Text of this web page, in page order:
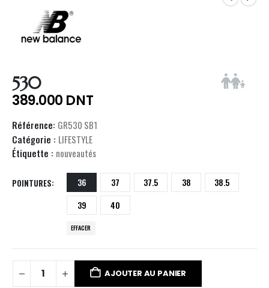
530
389.000 DNT
Référence: GR530 SB1
Catégorie : LIFESTYLE
Étiquette : nouveautés
POINTURES 36 37 37.5 38
38.5
39
40
EFFACER
AJOUTER AU PANIER